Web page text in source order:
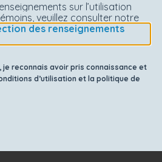
sur l’utilisation
veuillez consulter notre
des renseignements
je reconnais avoir pris connaissance et
d’utilisation et la politique de